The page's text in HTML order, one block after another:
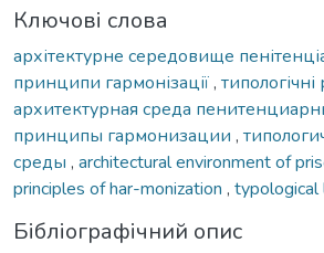
Ключові слова
архітектурне середовище
принципи гармонізації,
архитектурная среда
принципы гармонизации ,
среды , architectural environment of
principles of har-monization ,
Бібліографічний опис